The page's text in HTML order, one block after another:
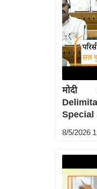
मोदी
Special
8/5/2026